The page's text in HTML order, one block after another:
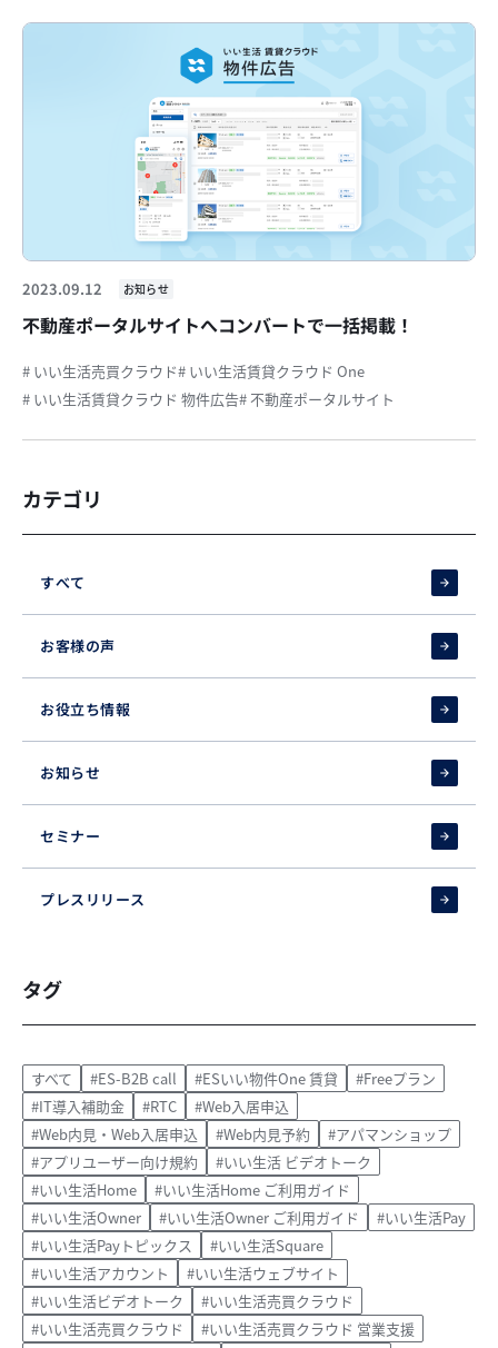
2023.09.12 お知らせ
不動産ポータルサイトへコンバートで一括掲載！
# いい生活売買クラウド# いい生活賃貸クラウド One
# いい生活賃貸クラウド 物件広告# 不動産ポータルサイト
カテゴリ
すべて
お客様の声
お役立ち情報
お知らせ
セミナー
プレスリリース
タグ
すべて #ES-B2B call #ESいい物件One 賃貸
#Freeプラン
#IT導入補助金
#RTC
#Web入居申込
#Web内見・Web入居申込
#Web内見予約
#アパマンショップ
#アプリユーザー向け規約
#いい生活 ビデオトーク
#いい生活Home
#いい生活Home ご利用ガイド
#いい生活Owner
#いい生活Owner ご利用ガイド
#いい生活Pay
#いい生活Payトピックス
#いい生活Square
#いい生活アカウント
#いい生活ウェブサイト
#いい生活ビデオトーク
#いい生活売買クラウド
#いい生活売買クラウド
#いい生活売買クラウド 営業支援